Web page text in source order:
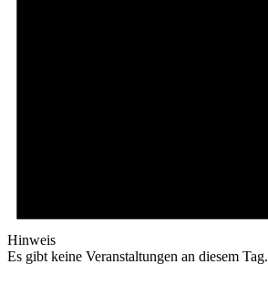
Hinweis
Es gibt keine Veranstaltungen an diesem Tag.